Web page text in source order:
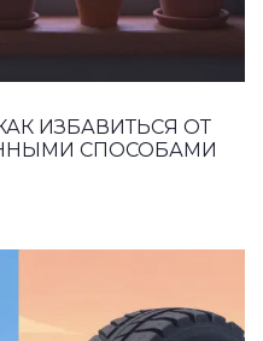
ИЗБАВИТЬСЯ ОТ
СПОСОБАМИ